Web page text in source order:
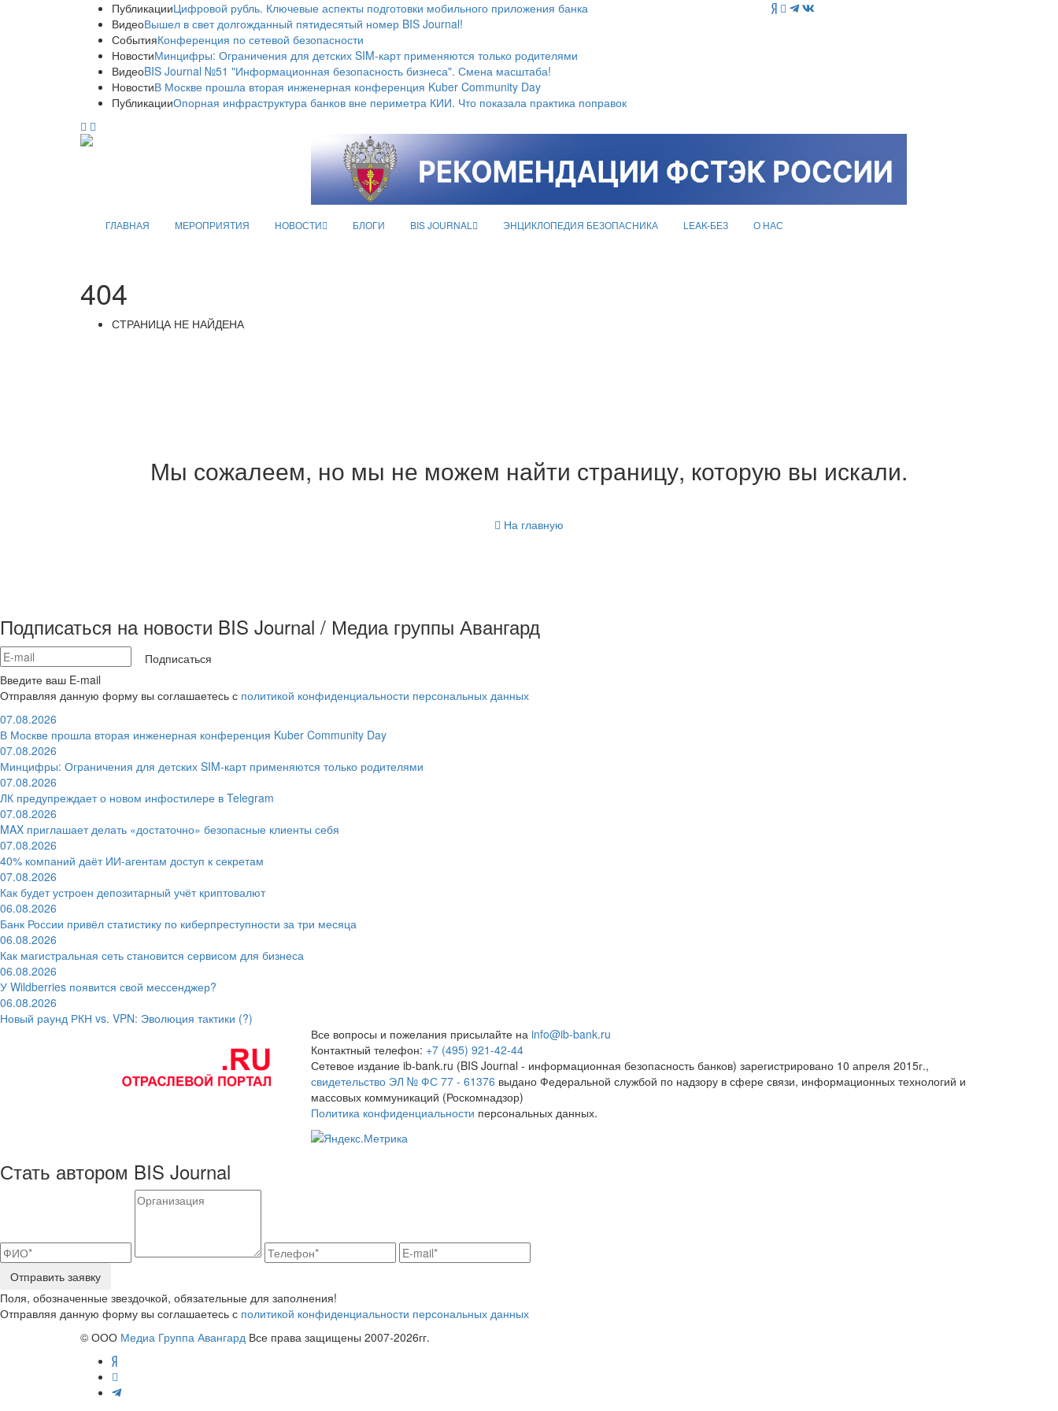
ПубликацииЦифровой рубль. Ключевые аспекты подготовки мобильного приложения банка
ВидеоВышел в свет долгожданный пятидесятый номер BIS Journal!
СобытияКонференция по сетевой безопасности
НовостиМинцифры: Ограничения для детских SIM-карт применяются только родителями
ВидеоBIS Journal №51 "Информационная безопасность бизнеса". Смена масштаба!
НовостиВ Москве прошла вторая инженерная конференция Kuber Community Day
ПубликацииОпорная инфраструктура банков вне периметра КИИ. Что показала практика поправок
ГЛАВНАЯ МЕРОПРИЯТИЯ НОВОСТИ БЛОГИ BIS JOURNAL ЭНЦИКЛОПЕДИЯ БЕЗОПАСНИКА LEAK-БЕЗ О НАС
404
СТРАНИЦА НЕ НАЙДЕНА
Мы сожалеем, но мы не можем найти страницу, которую вы искали.
На главную
Подписаться на новости BIS Journal / Медиа группы Авангард
Подписаться
Введите ваш E-mail
Отправляя данную форму вы соглашаетесь с политикой конфиденциальности персональных данных
07.08.2026
В Москве прошла вторая инженерная конференция Kuber Community Day
07.08.2026
Минцифры: Ограничения для детских SIM-карт применяются только родителями
07.08.2026
ЛК предупреждает о новом инфостилере в Telegram
07.08.2026
MAX приглашает делать «достаточно» безопасные клиенты себя
07.08.2026
40% компаний даёт ИИ‑агентам доступ к секретам
07.08.2026
Как будет устроен депозитарный учёт криптовалют
06.08.2026
Банк России привёл статистику по киберпреступности за три месяца
06.08.2026
Как магистральная сеть становится сервисом для бизнеса
06.08.2026
У Wildberries появится свой мессенджер?
06.08.2026
Новый раунд РКН vs. VPN: Эволюция тактики (?)
Все вопросы и пожелания присылайте на info@ib-bank.ru
Контактный телефон: +7 (495) 921-42-44
Сетевое издание ib-bank.ru (BIS Journal - информационная безопасность банков) зарегистрировано 10 апреля 2015г.,
свидетельство ЭЛ № ФС 77 - 61376 выдано Федеральной службой по надзору в сфере связи, информационных технологий и
массовых коммуникаций (Роскомнадзор)
Политика конфиденциальности персональных данных.
Стать автором BIS Journal
Отправить заявку
Поля, обозначенные звездочкой, обязательные для заполнения!
Отправляя данную форму вы соглашаетесь с политикой конфиденциальности персональных данных
© ООО Медиа Группа Авангард Все права защищены 2007-2026гг.